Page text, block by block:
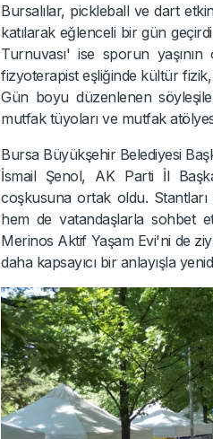
Bursalılar, pickleball ve dart
katılarak eğlenceli bir gün
Turnuvası' ise sporun yaşının
fizyoterapist eşliğinde kültür
Gün boyu düzenlenen
mutfak tüyoları ve mutfak
Bursa Büyükşehir Belediyesi
İsmail Şenol, AK Parti İl
coşkusuna ortak oldu.
hem de vatandaşlarla sohbet
Merinos Aktif Yaşam Evi'ni de
daha kapsayıcı bir anlayışla